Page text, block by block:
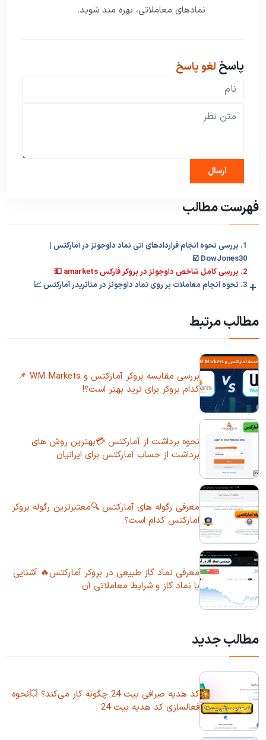
نمادهای معاملاتی، بهره مند شوید.
پاسخ لغو پاسخ
فهرست مطالب
1. بررسی نحوه انجام قراردادهای آتی نماد داوجونز در آمارکتس |‌
DowJones30 ☑️
2. بررسی کامل شاخص داوجونز در بروکر فارکس amarkets 💵
3. نحوه انجام معاملات بر روی نماد داوجونز در متاتریدر آمارکتس 📈 +
مطالب مرتبط
بررسی مقایسه بروکر آمارکتس و WM Markets 📌
کدام بروکر برای ترید بهتر است؟!
نحوه برداشت از آمارکتس 💳بهترین روش های
برداشت از حساب آمارکتس برای ایرانیان
معرفی رگوله های آمارکتس 🔍معتبرترین رگوله بروکر
امارکتس کدام است؟
معرفی نماد گاز طبیعی در بروکر آمارکتس🔥 آشنایی
با نماد گاز و شرایط معاملاتی آن
مطالب جدید
کد هدیه صرافی بیت 24 چگونه کار می‌کند؟ 💥نحوه
فعالسازی کد هدیه بیت 24